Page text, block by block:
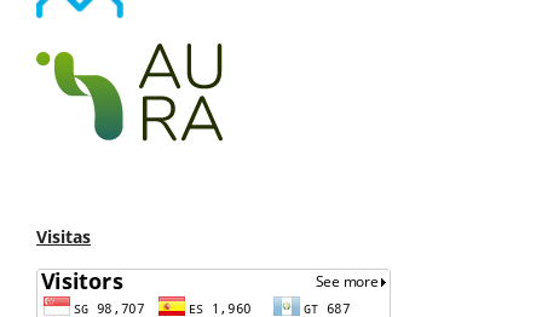
Visitas